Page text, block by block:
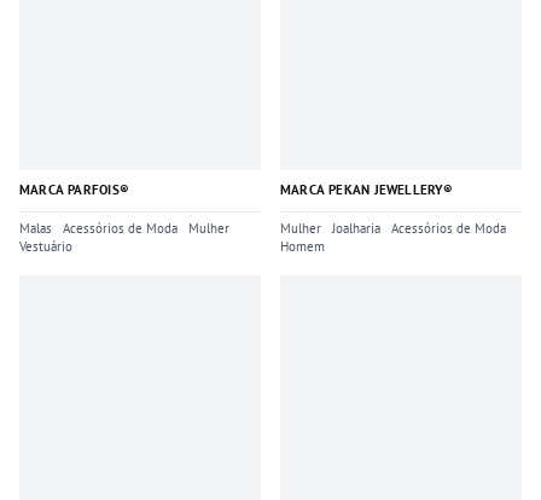
MARCA PARFOIS®
Malas Acessórios de Moda
Mulher
Vestuário
MARCA PEKAN JEWELLERY®
Mulher Joalharia
Acessórios de Moda
Homem